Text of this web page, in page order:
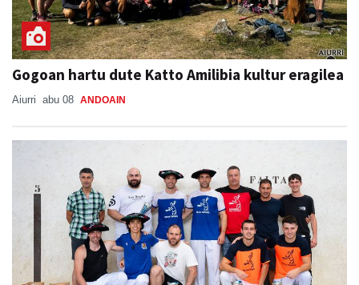
Gogoan hartu dute Katto Amilibia kultur eragilea
Aiurri abu 08 ANDOAIN